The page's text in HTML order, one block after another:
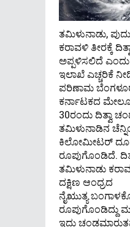
ತಮಿಳುನಾಡು,
ಕರಾವಳಿ ತೀರಕ್ಕೆ
ಅಪ್ಪಳಿಸಲಿದೆ
ಇಲಾಖೆ ಎಚ್ಚರಿಕೆ
ಪರಿಣಾಮ
ಕರ್ನಾಟಕದ
30ರಂದು ದಿತ್ವಾ
ತಮಿಳುನಾಡಿನ
ಕಿಲೋಮೀಟರ್
ರೂಪುಗೊಂಡಿದೆ.
ತಮಿಳುನಾಡು
ದಕ್ಷಿಣ ಆಂಧ್ರದ
ನೈಋುತ್ಯ
ರೂಪುಗೊಂಡಿದ್ದು
ಇದು